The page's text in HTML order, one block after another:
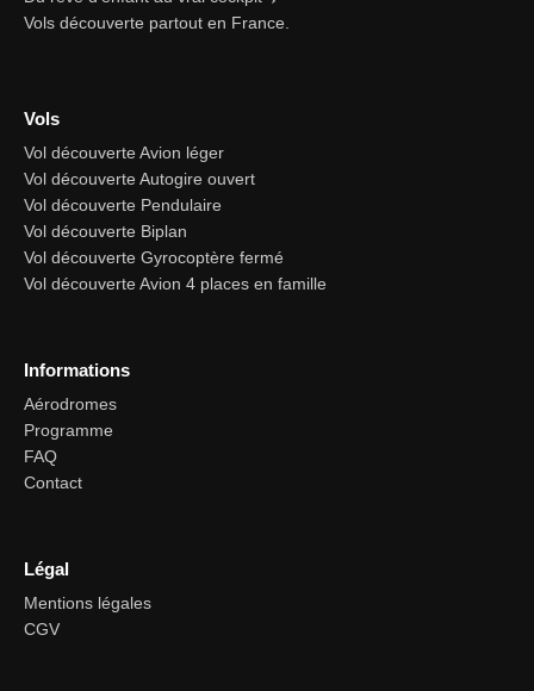
Vols découverte partout en France.
Vols
Vol découverte Avion léger
Vol découverte Autogire ouvert
Vol découverte Pendulaire
Vol découverte Biplan
Vol découverte Gyrocoptère fermé
Vol découverte Avion 4 places en famille
Informations
Aérodromes
Programme
FAQ
Contact
Légal
Mentions légales
CGV